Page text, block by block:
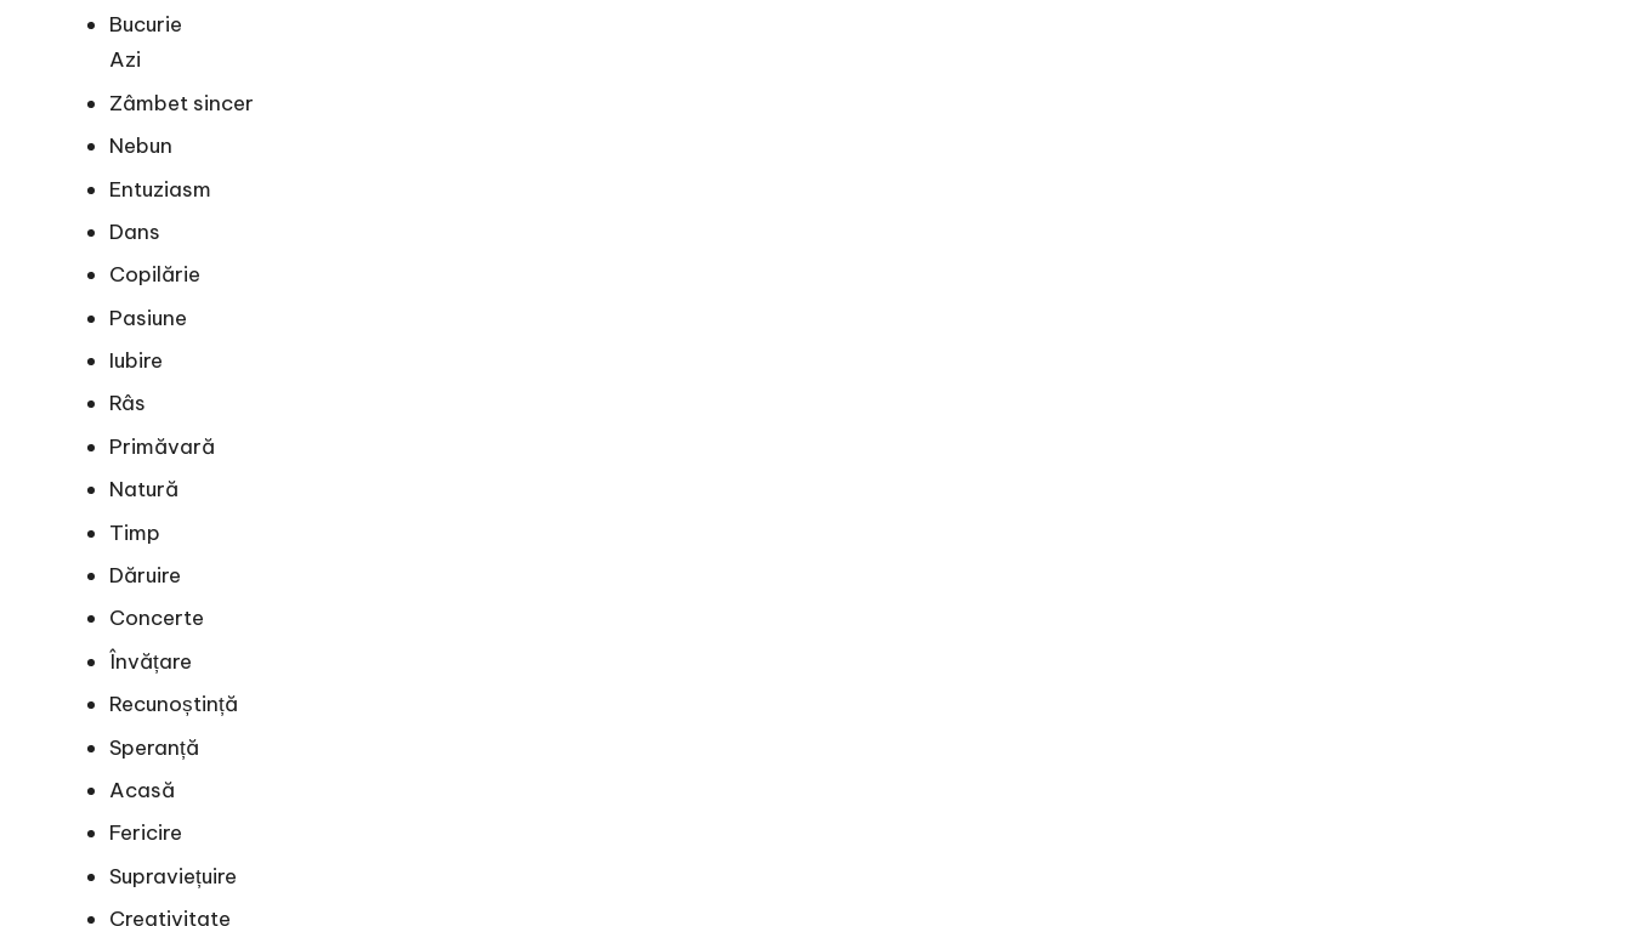
Bucurie
Azi
Zâmbet sincer
Nebun
Entuziasm
Dans
Copilărie
Pasiune
Iubire
Râs
Primăvară
Natură
Timp
Dăruire
Concerte
Învățare
Recunoștință
Speranță
Acasă
Fericire
Supraviețuire
Creativitate